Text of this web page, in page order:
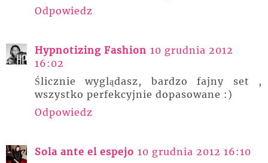
Odpowiedz
Hypnotizing Fashion 10 grudnia 2012
16:02
Ślicznie wyglądasz, bardzo fajny set ,
wszystko perfekcyjnie dopasowane :)
Odpowiedz
Sola ante el espejo 10 grudnia 2012 16:10